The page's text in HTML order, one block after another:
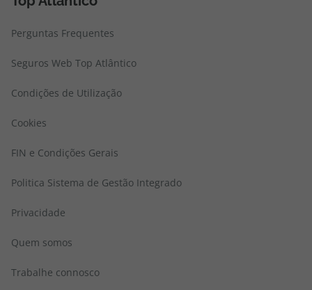
Perguntas Frequentes
Seguros Web Top Atlântico
Condições de Utilização
Cookies
FIN e Condições Gerais
Politica Sistema de Gestão Integrado
Privacidade
Quem somos
Trabalhe connosco